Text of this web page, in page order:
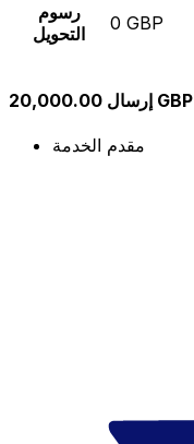
رسوم
التحويل
0 GBP
إرسال 20,000.00 GBP
مقدم الخدمة